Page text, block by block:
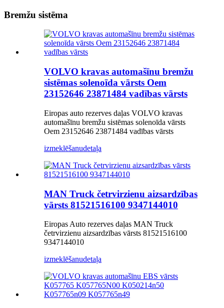
Bremžu sistēma
VOLVO kravas automašīnu bremžu
sistēmas solenoīda vārsts Oem
23152646 23871484 vadības vārsts
Eiropas auto rezerves daļas VOLVO kravas
automašīnu bremžu sistēmas solenoīda vārsts
Oem 23152646 23871484 vadības vārsts
izmeklēšanudetaļa
MAN Truck četrvirzienu aizsardzības
vārsts 81521516100 9347144010
Eiropas Auto rezerves daļas MAN Truck
četrvirzienu aizsardzības vārsts 81521516100
9347144010
izmeklēšanudetaļa